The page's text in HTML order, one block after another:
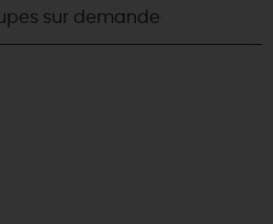
sur demande